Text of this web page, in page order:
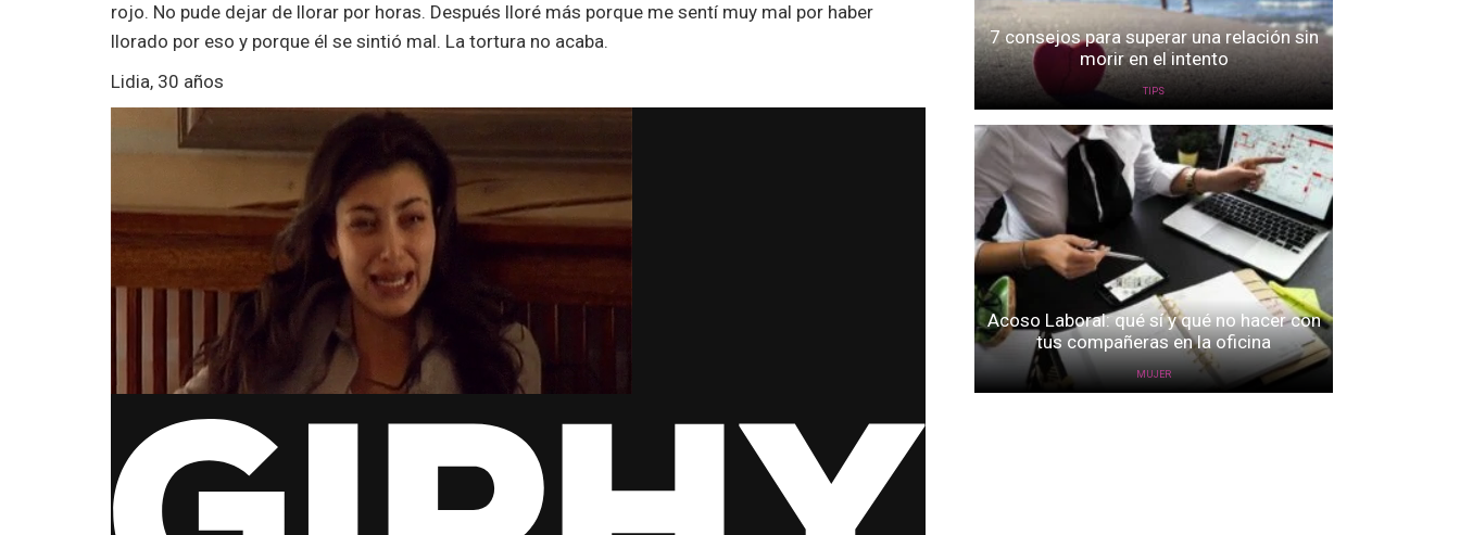
rojo. No pude dejar de llorar por horas. Después lloré más porque me sentí muy mal por haber
llorado por eso y porque él se sintió mal. La tortura no acaba.
Lidia, 30 años
7 consejos para superar una relación sin
morir en el intento
TIPS
Acoso Laboral: qué sí y qué no hacer con
tus compañeras en la oficina
MUJER